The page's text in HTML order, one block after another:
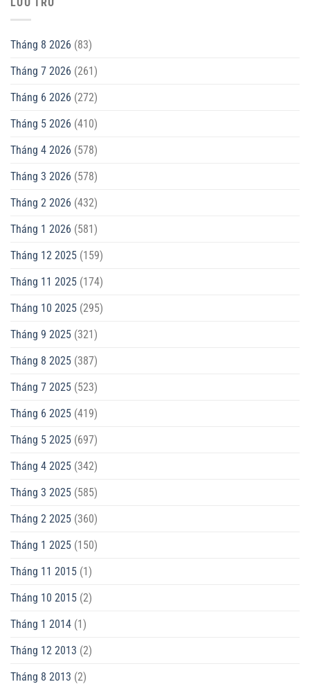
Tháng 8 2026 (83)
Tháng 7 2026 (261)
Tháng 6 2026 (272)
Tháng 5 2026 (410)
Tháng 4 2026 (578)
Tháng 3 2026 (578)
Tháng 2 2026 (432)
Tháng 1 2026 (581)
Tháng 12 2025 (159)
Tháng 11 2025 (174)
Tháng 10 2025 (295)
Tháng 9 2025 (321)
Tháng 8 2025 (387)
Tháng 7 2025 (523)
Tháng 6 2025 (419)
Tháng 5 2025 (697)
Tháng 4 2025 (342)
Tháng 3 2025 (585)
Tháng 2 2025 (360)
Tháng 1 2025 (150)
Tháng 11 2015 (1)
Tháng 10 2015 (2)
Tháng 1 2014 (1)
Tháng 12 2013 (2)
Tháng 8 2013 (2)